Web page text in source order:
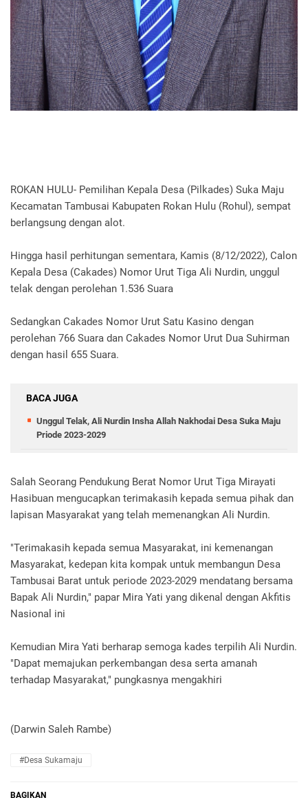
ROKAN HULU- Pemilihan Kepala Desa (Pilkades) Suka Maju
Kecamatan Tambusai Kabupaten Rokan Hulu (Rohul), sempat
berlangsung dengan alot.
Hingga hasil perhitungan sementara, Kamis (8/12/2022), Calon
Kepala Desa (Cakades) Nomor Urut Tiga Ali Nurdin, unggul
telak dengan perolehan 1.536 Suara
Sedangkan Cakades Nomor Urut Satu Kasino dengan
perolehan 766 Suara dan Cakades Nomor Urut Dua Suhirman
dengan hasil 655 Suara.
BACA JUGA
Unggul Telak, Ali Nurdin Insha Allah Nakhodai Desa Suka Maju
Priode 2023-2029
Salah Seorang Pendukung Berat Nomor Urut Tiga Mirayati
Hasibuan mengucapkan terimakasih kepada semua pihak dan
lapisan Masyarakat yang telah memenangkan Ali Nurdin.
"Terimakasih kepada semua Masyarakat, ini kemenangan
Masyarakat, kedepan kita kompak untuk membangun Desa
Tambusai Barat untuk periode 2023-2029 mendatang bersama
Bapak Ali Nurdin," papar Mira Yati yang dikenal dengan Akfitis
Nasional ini
Kemudian Mira Yati berharap semoga kades terpilih Ali Nurdin.
"Dapat memajukan perkembangan desa serta amanah
terhadap Masyarakat," pungkasnya mengakhiri
(Darwin Saleh Rambe)
#Desa Sukamaju
BAGIKAN